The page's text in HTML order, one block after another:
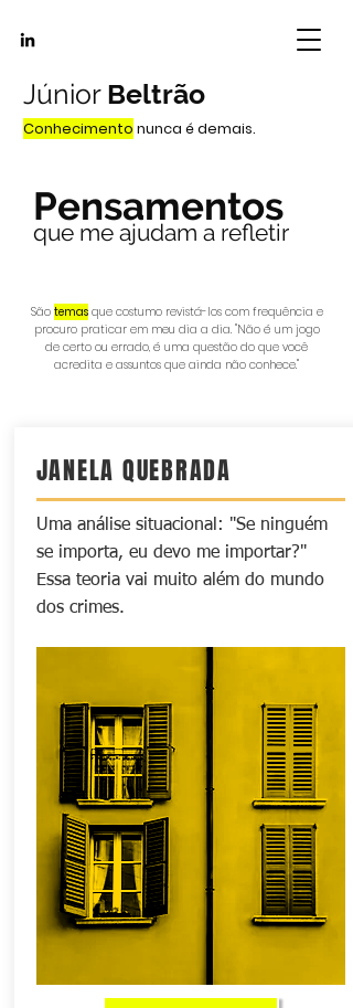
Júnior Beltrão
Conhecimento nunca é demais.
Pensamentos
que me ajudam a refletir
São temasque costumo revistá-los com frequência e
procuro praticar em meu dia a dia. "Não é um jogo
de certo ou errado, é uma questão do que você
acredita e assuntos que ainda não conhece."
JANELA QUEBRADA
Uma análise situacional: "Se ninguém
se importa, eu devo me importar?"
Essa teoria vai muito além do mundo
dos crimes.